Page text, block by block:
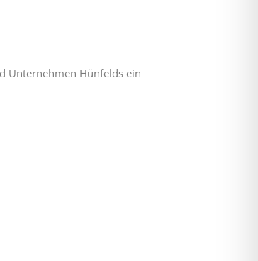
Unternehmen Hünfelds ein